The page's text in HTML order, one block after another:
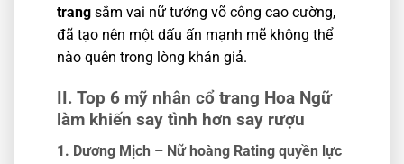
trang sắm vai nữ tướng võ công cao cường,
đã tạo nên một dấu ấn mạnh mẽ không thể
nào quên trong lòng khán giả.
II. Top 6 mỹ nhân cổ trang Hoa Ngữ
làm khiến say tình hơn say rượu
1. Dương Mịch – Nữ hoàng Rating quyền lực